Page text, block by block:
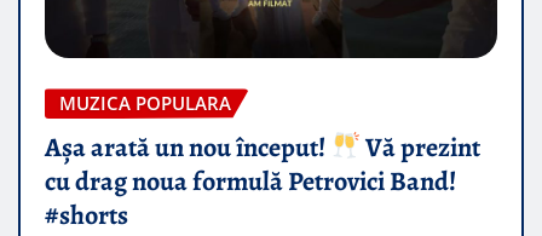
MUZICA POPULARA
Așa arată un nou început!
Vă prezint
cu drag noua formulă Petrovici Band!
#shorts